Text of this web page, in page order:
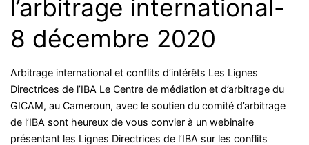
l’arbitrage international-
8 décembre 2020
Arbitrage international et conflits d’intérêts Les Lignes
Directrices de l’IBA Le Centre de médiation et d’arbitrage du
GICAM, au Cameroun, avec le soutien du comité d’arbitrage
de l’IBA sont heureux de vous convier à un webinaire
présentant les Lignes Directrices de l’IBA sur les conflits